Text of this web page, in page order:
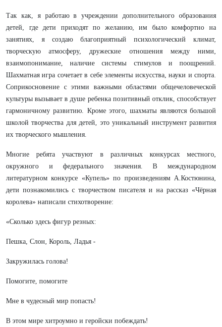
Так как, я работаю в учреждении дополнительного образования
детей, где дети приходят по желанию, им было комфортно на
занятиях, я создаю благоприятный психологический климат,
творческую атмосферу, дружеские отношения между ними,
взаимопонимание, наличие системы стимулов и поощрений.
Шахматная игра сочетает в себе элементы искусства, науки и спорта.
Соприкосновение с этими важными областями общечеловеческой
культуры вызывает в душе ребенка позитивный отклик, способствует
гармоничному развитию. Кроме этого, шахматы являются большой
школой творчества для детей, это уникальный инструмент развития
их творческого мышления.
Многие ребята участвуют в различных конкурсах местного,
окружного и федерального значения. В международном
литературном конкурсе «Купель» по произведениям А.Костюнина,
дети познакомились с творчеством писателя и на рассказ «Чёрная
королева» написали стихотворение:
«Сколько здесь фигур резных:
Пешка, Слон, Король, Ладья -
Закружилась голова!
Помогите, помогите
Мне в чудесный мир попасть!
В этом мире хитроумно и геройски побеждать!